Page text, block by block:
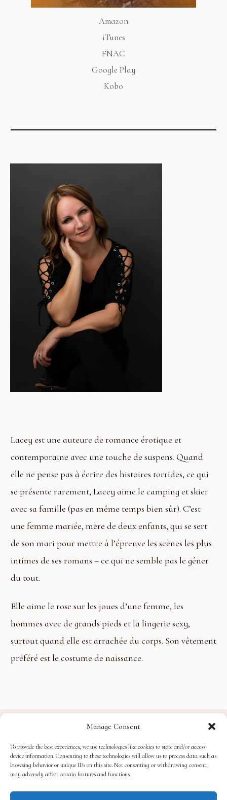
Manage Consent
To provide the best experiences, we use technologies like cookies to store and/or access
device information. Consenting to these technologies will allow us to process data such as
browsing behavior or unique IDs on this site. Not consenting or withdrawing consent,
may adversely affect certain features and functions.
Amazon
iTunes
FNAC
Google Play
Kobo
Lacey est une auteure de romance érotique et
contemporaine avec une touche de suspens. Quand
elle ne pense pas à écrire des histoires torrides, ce qui
se présente rarement, Lacey aime le camping et skier
avec sa famille (pas en même temps bien sûr). C’est
une femme mariée, mère de deux enfants, qui se sert
de son mari pour mettre à l’épreuve les scènes les plus
intimes de ses romans – ce qui ne semble pas le gêner
du tout.
Elle aime le rose sur les joues d’une femme, les
hommes avec de grands pieds et la lingerie sexy,
surtout quand elle est arrachée du corps. Son vêtement
préféré est le costume de naissance.
©2026,Lacey Silks. All rights reserved.